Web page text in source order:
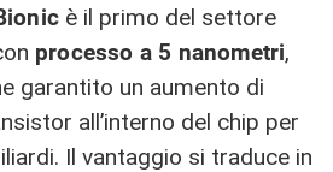
è il primo del settore
processo a 5 nanometri,
garantito un aumento di
all’interno del chip per
Il vantaggio si traduce in